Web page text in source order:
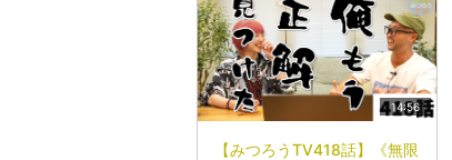
14:56
【みつろうTV418話】《無限